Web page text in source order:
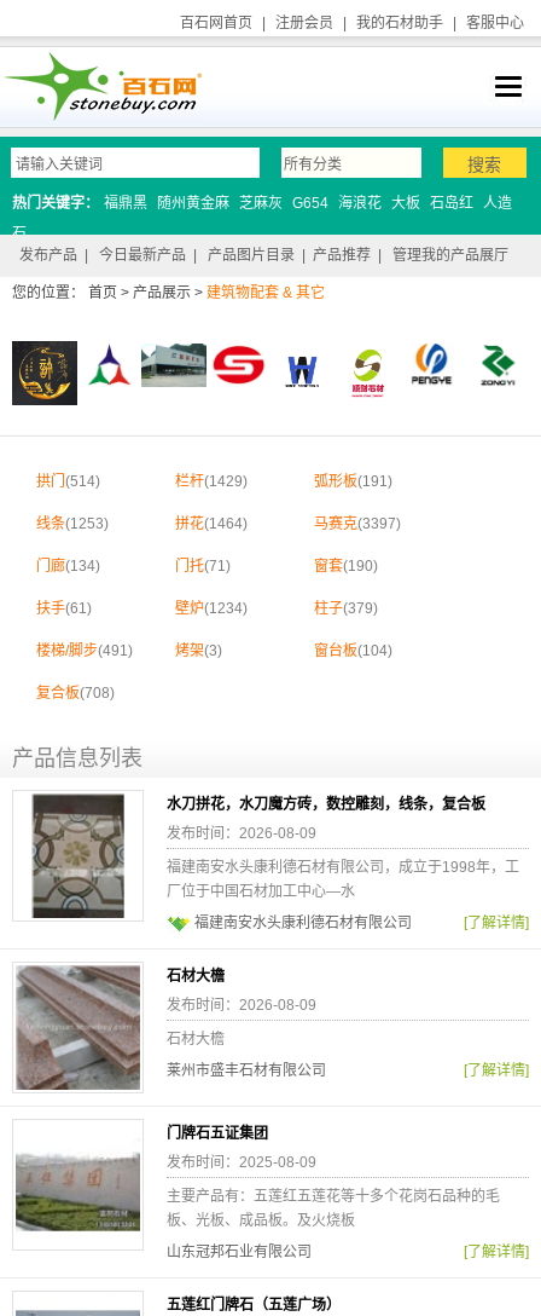
百石网首页 注册会员 我的石材助手 客服中心
热门关键字： 福鼎黑 随州黄金麻 芝麻灰 G654 海浪花 大板 石岛红 人造
石
发布产品
今日最新产品 产品图片目录 产品推荐 管理我的产品展厅
您的位置： 首页 > 产品展示 > 建筑物配套 & 其它
拱门 (514) 栏杆(1429) 弧形板(191)
线条(1253) 拼花(1464) 马赛克(3397)
门廊(134) 门托(71) 窗套(190)
扶手(61) 壁炉(1234) 柱子(379)
楼梯/脚步(491) 烤架(3) 窗台板(104)
复合板(708)
产品信息列表
水刀拼花，水刀魔方砖，数控雕刻，线条，复合板
发布时间：2026-08-09
福建南安水头康利德石材有限公司，成立于1998年，工
厂位于中国石材加工中心—水
福建南安水头康利德石材有限公司
[了解详情]
石材大檐
发布时间：2026-08-09
石材大檐
莱州市盛丰石材有限公司
[了解详情]
门牌石五证集团
发布时间：2025-08-09
主要产品有：五莲红五莲花等十多个花岗石品种的毛
板、光板、成品板。及火烧板
山东冠邦石业有限公司
[了解详情]
五莲红门牌石（五莲广场）